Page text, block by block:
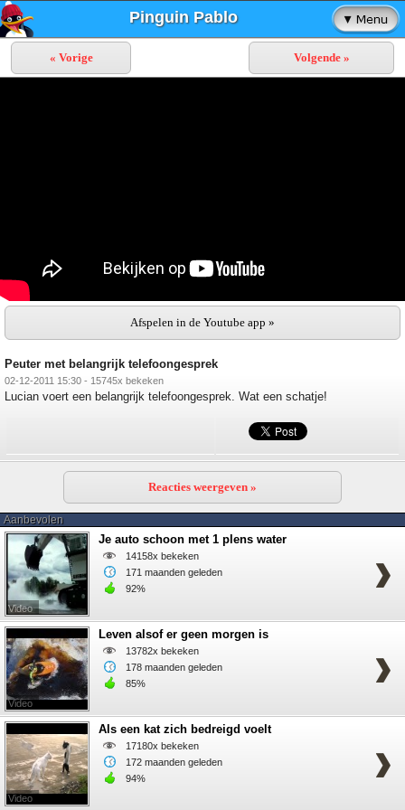
Pinguin Pablo
« Vorige Volgende »
Afspelen in de Youtube app »
Peuter met belangrijk telefoongesprek
02-12-2011 15:30 - 15745x bekeken
Lucian voert een belangrijk telefoongesprek. Wat een schatje!
Reacties weergeven »
Aanbevolen
Video
Je auto schoon met 1 plens water
14158x bekeken
171 maanden geleden
92%
Video
Leven alsof er geen morgen is
13782x bekeken
178 maanden geleden
85%
Video
Als een kat zich bedreigd voelt
17180x bekeken
172 maanden geleden
94%